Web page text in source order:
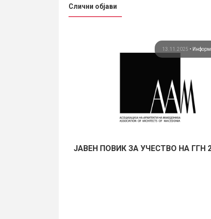
Слични објави
13.11.2025 •
ЈАВЕН ПОВИК ЗА УЧЕСТВО НА ГГН